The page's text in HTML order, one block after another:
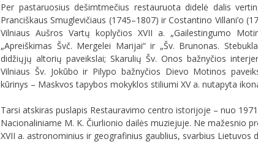
Per pastaruosius dešimtmečius restauruota didelė dalis
Pranciškaus Smuglevičiaus (1745–1807) ir Costantino Villani’o
Vilniaus Aušros Vartų koplyčios XVII a. „Gailestingumo
„Apreiškimas Švč. Mergelei Marijai“ ir „Šv. Brunonas.
didžiųjų altorių paveikslai; Skarulių Šv. Onos bažnyčios
Vilniaus Šv. Jokūbo ir Pilypo bažnyčios Dievo Motinos
kūrinys – Maskvos tapybos mokyklos stiliumi XV a. nutapyta
Tarsi atskiras puslapis Restauravimo centro istorijoje – nuo
Nacionaliniame M. K. Čiurlionio dailės muziejuje. Ne mažesnio
XVII a. astronominius ir geografinius gaublius, svarbius